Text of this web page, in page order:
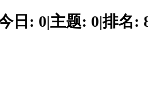
日: 0|主题: 0|排名: